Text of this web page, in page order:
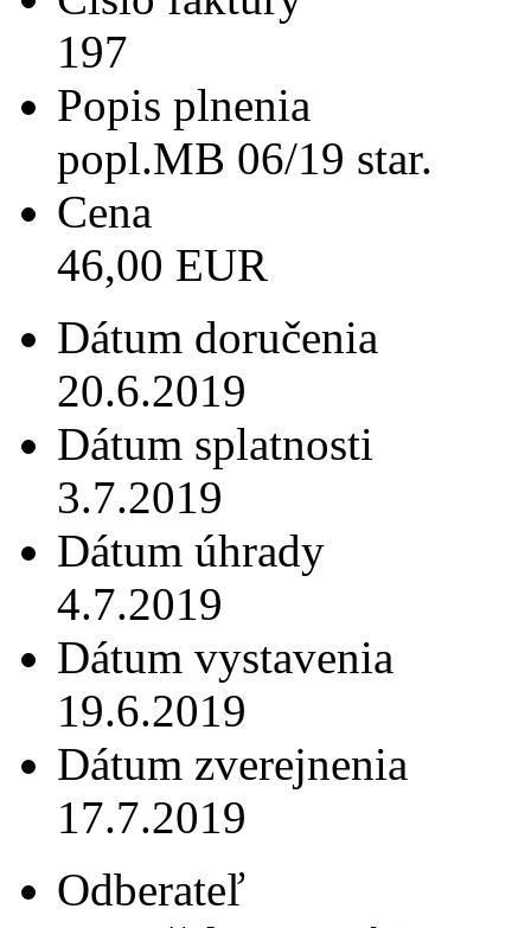
197
Popis plnenia
popl.MB 06/19 star.
Cena
46,00 EUR
Dátum doručenia
20.6.2019
Dátum splatnosti
3.7.2019
Dátum úhrady
4.7.2019
Dátum vystavenia
19.6.2019
Dátum zverejnenia
17.7.2019
Odberateľ